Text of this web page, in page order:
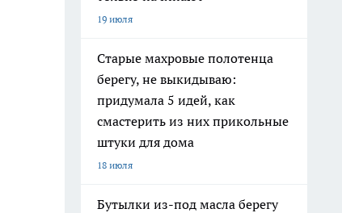
19 июля
Старые махровые полотенца
берегу, не выкидываю:
придумала 5 идей, как
смастерить из них прикольные
штуки для дома
18 июля
Бутылки из-под масла берегу